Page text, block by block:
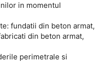
in momentul
fundatii din beton armat,
din beton armat,
perimetrale si